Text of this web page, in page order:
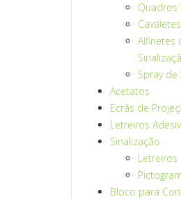
Quadros
Cavaletes
Alfinetes
Spray de
Acetatos
Ecrãs de
Letreiros
Sinalização
Letreiros
Bloco para